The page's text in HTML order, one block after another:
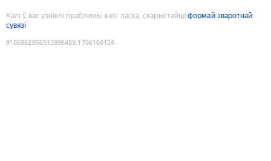
Калі ў вас узніклі праблемы, калі ласка, скарыстайцеформай зваротнай
сувязі
9186982856513996489:1786164154